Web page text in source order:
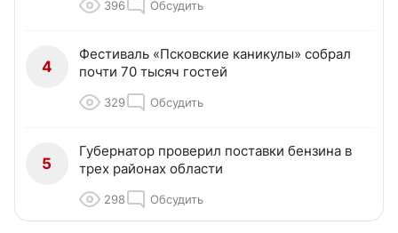
396 Обсудить
4
Фестиваль «Псковские каникулы» собрал
почти 70 тысяч гостей
329 Обсудить
5
Губернатор проверил поставки бензина в
трех районах области
298 Обсудить